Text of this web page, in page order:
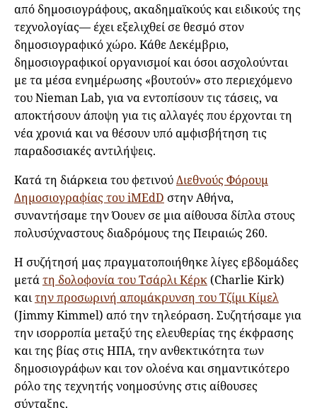
από δημοσιογράφους, ακαδημαϊκούς και ειδικούς της
τεχνολογίας— έχει εξελιχθεί σε θεσμό στον
δημοσιογραφικό χώρο. Κάθε Δεκέμβριο,
δημοσιογραφικοί οργανισμοί και όσοι ασχολούνται
με τα μέσα ενημέρωσης «βουτούν» στο περιεχόμενο
του Nieman Lab, για να εντοπίσουν τις τάσεις, να
αποκτήσουν άποψη για τις αλλαγές που έρχονται τη
νέα χρονιά και να θέσουν υπό αμφισβήτηση τις
παραδοσιακές αντιλήψεις.
Κατά τη διάρκεια του φετινούΔιεθνούς Φόρουμ
Δημοσιογραφίας του iMEdD στην Αθήνα,
συναντήσαμε την Όουεν σε μια αίθουσα δίπλα στους
πολυσύχναστους διαδρόμους της Πειραιώς 260.
Η συζήτησή μας πραγματοποιήθηκε λίγες εβδομάδες
μετάτη δολοφονία του Τσάρλι Κέρκ (Charlie Kirk)
καιτην προσωρινή απομάκρυνση του Τζίμι Κίμελ
(Jimmy Kimmel) από την τηλεόραση. Συζητήσαμε για
την ισορροπία μεταξύ της ελευθερίας της έκφρασης
και της βίας στις ΗΠΑ, την ανθεκτικότητα των
δημοσιογράφων και τον ολοένα και σημαντικότερο
ρόλο της τεχνητής νοημοσύνης στις αίθουσες
σύνταξης.